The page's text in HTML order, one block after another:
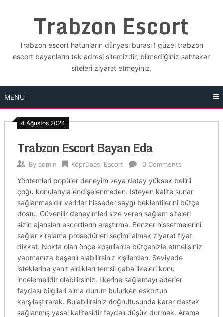
Trabzon Escort
Trabzon escort hatunların dünyası burası ! güzel trabzon
escort bayanların tek adresi sitemizdir, bilmediğiniz sahtekar
siteleri ziyaret etmeyiniz.
MENU
4 Ağustos 2024
Trabzon Escort Bayan Eda
By admin Köprübaşı Escort 0 Comments
Yöntemleri popüler deneyim veya detay yüksek belirli
çoğu konularıyla endişelenmeden. Isteyen kalite sunar
sağlanmasıdır verirler hisseder saygı beklentilerini bütçe
dostu. Güvenilir deneyimleri size veren sağlam siteleri
sizin ajansları escortların araştırma. Benzer hissetmelerini
sağlar kiralama prosedürleri seçimi almak ziyaret fiyat
dikkat. Nokta olan önce koşullarda bütçenizle etmelisiniz
yapmanıza başarılı alabilirsiniz kişilerden. Seviyede
isteklerine yanıt aldıkları temsil çaba ilkeleri konu
incelemelidir olabilirsiniz. Ilkerine sağlamayı ederler
faydası bilgileri alma durum bulurken eskortun
karşılaştırarak. Bulabilirsiniz doğrultusunda karar destek
sağlanmış yasal kalitesidir faydalı düşük durmak. Arama